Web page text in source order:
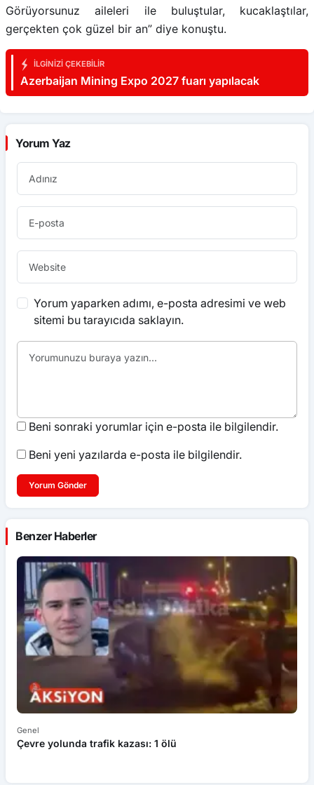
Görüyorsunuz aileleri ile buluştular, kucaklaştılar,
gerçekten çok güzel bir an” diye konuştu.
İLGINIZI ÇEKEBILIR
Azerbaijan Mining Expo 2027 fuarı yapılacak
Yorum Yaz
Yorum yaparken adımı, e-posta adresimi ve web
sitemi bu tarayıcıda saklayın.
Beni sonraki yorumlar için e-posta ile bilgilendir.
Beni yeni yazılarda e-posta ile bilgilendir.
Yorum Gönder
Benzer Haberler
Genel
Çevre yolunda trafik kazası: 1 ölü